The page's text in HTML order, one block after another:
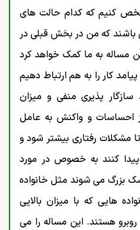
کنیم که کدام حالت های
باشند که من در بخش قبلی در
مساله به ما کمک خواهد کرد
کار را به هم ارتباط دهیم
سازگار پذیری منفی و میزان
احساسات و واکنش به عامل
رفتاری بیشتر شود و
کنند به خصوص در مورد
بزرگ می شوند مثل خانواده
هایی که با میزان بالایی
هستند. این مساله را می